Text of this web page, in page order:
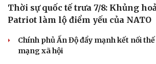
Thời sự quốc tế trưa 7/8: Khủng
Patriot làm lộ điểm yếu của NATO
Chính phủ Ấn Độ đẩy mạnh kết nối
mạng xã hội